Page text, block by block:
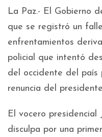
La Paz.- El Gobierno
que se registró un
enfrentamientos
policial que intentó
del occidente del país
renuncia del
El vocero presidencial
disculpa por una